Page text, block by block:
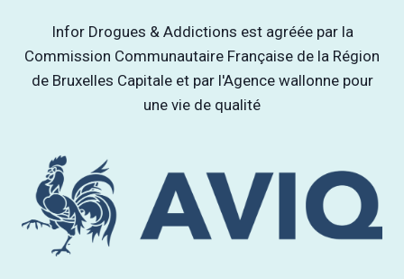
Infor Drogues & Addictions est agréée par la
Commission Communautaire Française de la Région
de Bruxelles Capitale et par l'Agence wallonne pour
une vie de qualité